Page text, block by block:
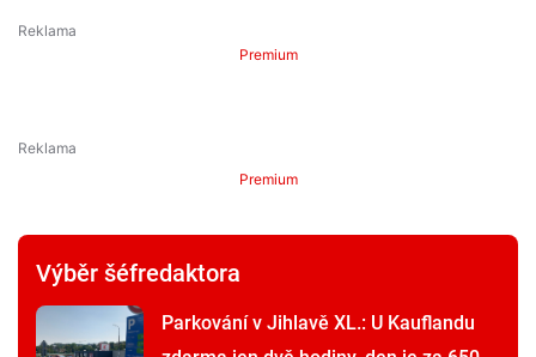
Premium
Premium
Výběr šéfredaktora
Parkování v Jihlavě XL.: U Kauflandu